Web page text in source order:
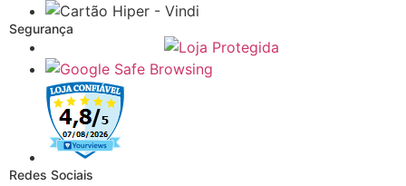
Segurança
Redes Sociais